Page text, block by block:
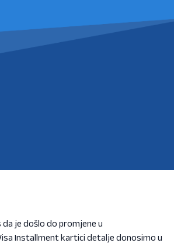
je došlo do promjene u
Installment kartici detalje donosimo u